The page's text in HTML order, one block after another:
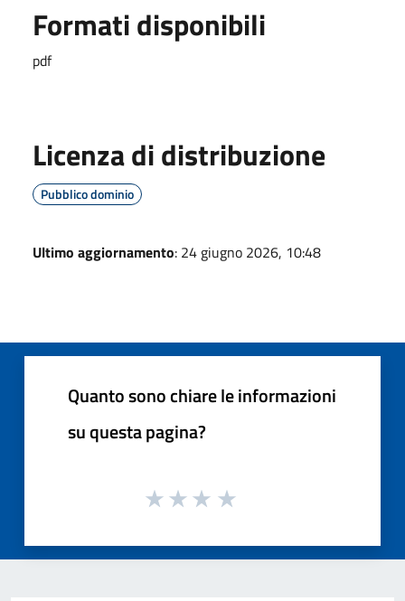
Formati disponibili
pdf
Licenza di distribuzione
Pubblico dominio
Ultimo aggiornamento: 24 giugno 2026, 10:48
Quanto sono chiare le informazioni
su questa pagina?